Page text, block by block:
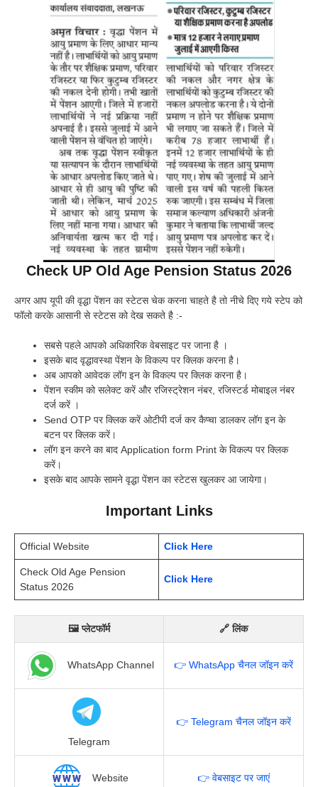
Check UP Old Age Pension Status 2026
अगर आप यूपी की वृद्धा पेंशन का स्टेटस चेक करना चाहते है तो नीचे दिए गये स्टेप को
फॉलो करके आसानी से स्टेटस को देख सकते है :-
सबसे पहले आपको अधिकारिक वेबसाइट पर जाना है ।
इसके बाद वृद्धावस्था पेंशन के विकल्प पर क्लिक करना है।
अब आपको आवेदक लॉग इन के विकल्प पर क्लिक करना है।
पेंशन स्कीम को सलेक्ट करें और रजिस्ट्रेशन नंबर, रजिस्टर्ड मोबाइल नंबर
दर्ज करें ।
Send OTP पर क्लिक करें ओटीपी दर्ज कर कैप्चा डालकर लॉग इन के
बटन पर क्लिक करें।
लॉग इन करने का बाद Application form Print के विकल्प पर क्लिक
करें।
इसके बाद आपके सामने वृद्धा पेंशन का स्टेटस खुलकर आ जायेगा।
Important Links
Official Website Click Here
Check Old Age Pension
Status 2026
Click Here
🖼 प्लेटफॉर्म 🔗 लिंक
WhatsApp Channel 👉 WhatsApp चैनल जॉइन करें
Telegram
👉 Telegram चैनल जॉइन करें
Website 👉 वेबसाइट पर जाएं